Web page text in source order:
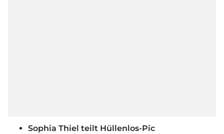
Sophia Thiel teilt Hüllenlos-Pic